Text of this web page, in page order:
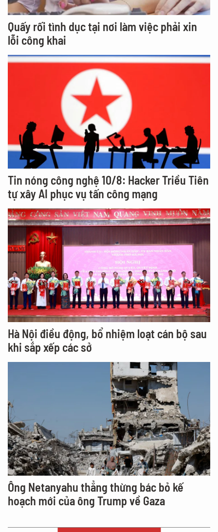
Quấy rối tình dục tại nơi làm việc phải xin
lỗi công khai
Tin nóng công nghệ 10/8: Hacker Triều Tiên
tự xây AI phục vụ tấn công mạng
Hà Nội điều động, bổ nhiệm loạt cán bộ sau
khi sắp xếp các sở
Ông Netanyahu thẳng thừng bác bỏ kế
hoạch mới của ông Trump về Gaza